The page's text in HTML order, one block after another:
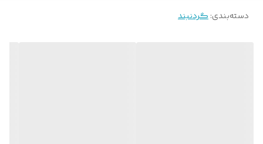
دسته‌بندی:گردنبند